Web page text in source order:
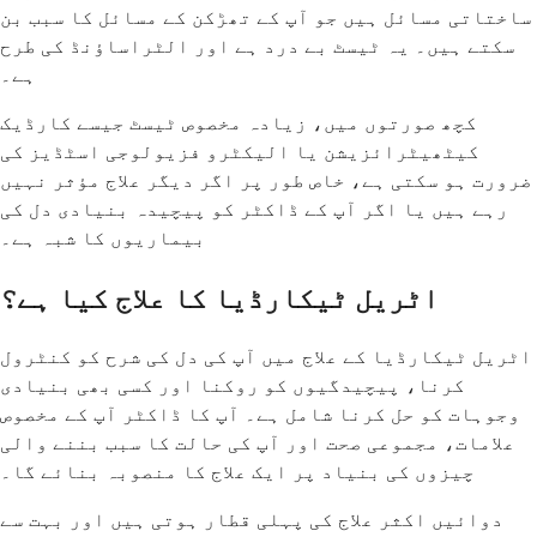
ساختاتی مسائل ہیں جو آپ کے تھڑکن کے مسائل کا سبب بن
سکتے ہیں۔ یہ ٹیسٹ بے درد ہے اور الٹراساؤنڈ کی طرح
ہے۔
کچھ صورتوں میں، زیادہ مخصوص ٹیسٹ جیسے کارڈیک
کیٹھیٹرائزیشن یا الیکٹرو فزیولوجی اسٹڈیز کی
ضرورت ہو سکتی ہے، خاص طور پر اگر دیگر علاج مؤثر نہیں
رہے ہیں یا اگر آپ کے ڈاکٹر کو پیچیدہ بنیادی دل کی
بیماریوں کا شبہ ہے۔
اٹریل ٹیکارڈیا کا علاج کیا ہے؟
اٹریل ٹیکارڈیا کے علاج میں آپ کی دل کی شرح کو کنٹرول
کرنا، پیچیدگیوں کو روکنا اور کسی بھی بنیادی
وجوہات کو حل کرنا شامل ہے۔ آپ کا ڈاکٹر آپ کے مخصوص
علامات، مجموعی صحت اور آپ کی حالت کا سبب بننے والی
چیزوں کی بنیاد پر ایک علاج کا منصوبہ بنائے گا۔
دوائیں اکثر علاج کی پہلی قطار ہوتی ہیں اور بہت سے